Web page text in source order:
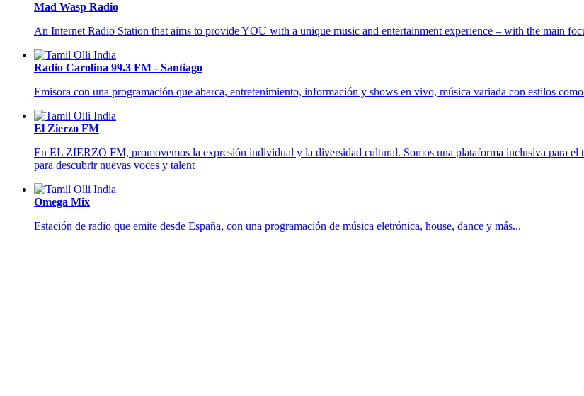
Mad Wasp Radio
An Internet Radio Station that aims to provide YOU with a unique music and entertainment experience – with the main
Radio Carolina 99.3 FM - Santiago
Emisora con una programación que abarca, entretenimiento, información y shows en vivo, música variada con estilos
El Zierzo FM
En EL ZIERZO FM, promovemos la expresión individual y la diversidad cultural. Somos una plataforma inclusiva para el
para descubrir nuevas voces y talent
Omega Mix
Estación de radio que emite desde España, con una programación de música eletrónica, house, dance y más...